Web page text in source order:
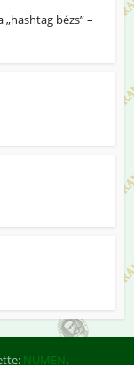
bézs” –
NUMEN.